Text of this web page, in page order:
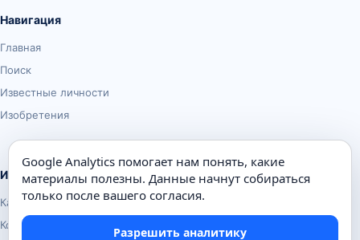
Навигация
Главная
Поиск
Известные личности
Изобретения
Информация
Карта сайта
Контакты
Google Analytics помогает нам понять, какие
материалы полезны. Данные начнут собираться
только после вашего согласия.
Разрешить аналитику